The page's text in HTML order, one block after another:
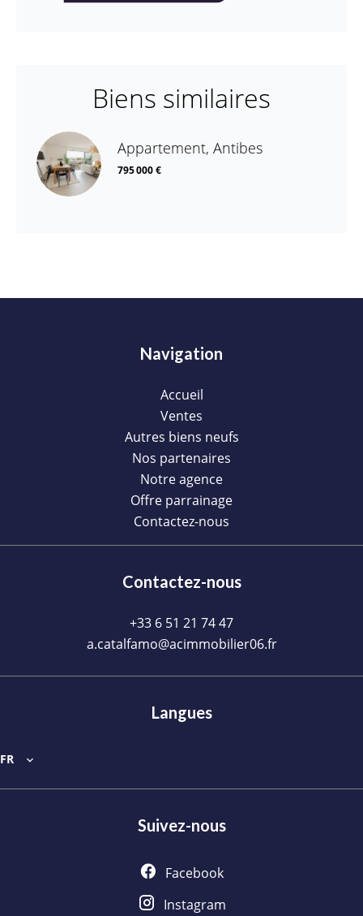
Biens similaires
Appartement, Antibes
795 000 €
Navigation
Accueil
Ventes
Autres biens neufs
Nos partenaires
Notre agence
Offre parrainage
Contactez-nous
Contactez-nous
+33 6 51 21 74 47
a.catalfamo@acimmobilier06.fr
Langues
FR
Suivez-nous
Facebook
Instagram